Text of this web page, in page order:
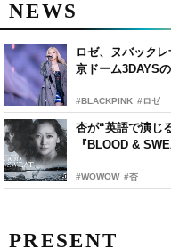
NEWS
ロゼ、ヌバック
京ドーム3DAYS
#BLACKPINK #ロゼ
杏が“英語で演じ
『BLOOD &
#WOWOW #杏
PRESENT